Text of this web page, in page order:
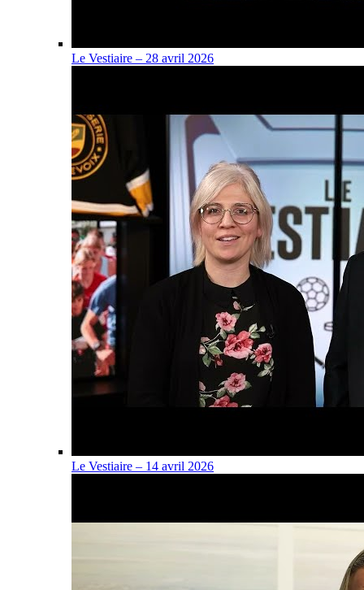
Le Vestiaire – 28 avril 2026
Le Vestiaire – 14 avril 2026